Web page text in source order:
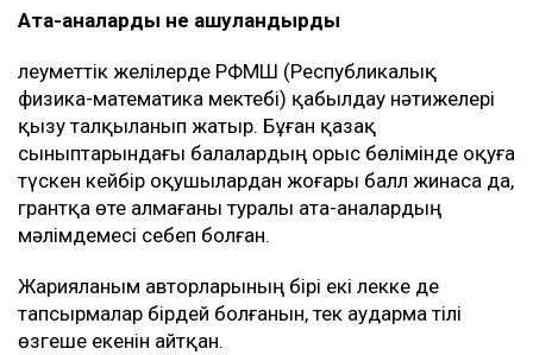
Ата-аналарды не ашуландырды
Әлеуметтік желілерде РФМШ (Республикалық
физика-математика мектебі) қабылдау нәтижелері
қызу талқыланып жатыр. Бұған қазақ
сыныптарындағы балалардың орыс бөлімінде оқуға
түскен кейбір оқушылардан жоғары балл жинаса да,
грантқа өте алмағаны туралы ата-аналардың
мәлімдемесі себеп болған.
Жарияланым авторларының бірі екі лекке де
тапсырмалар бірдей болғанын, тек аударма тілі
өзгеше екенін айтқан.